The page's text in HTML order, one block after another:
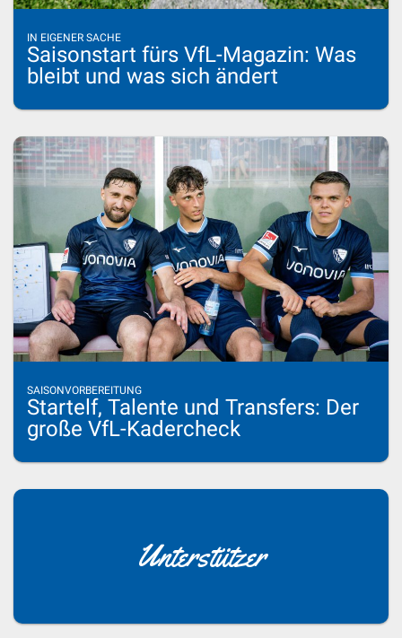
IN EIGENER SACHE
Saisonstart fürs VfL-Magazin: Was
bleibt und was sich ändert
SAISONVORBEREITUNG
Startelf, Talente und Transfers: Der
große VfL-Kadercheck
Unterstützer